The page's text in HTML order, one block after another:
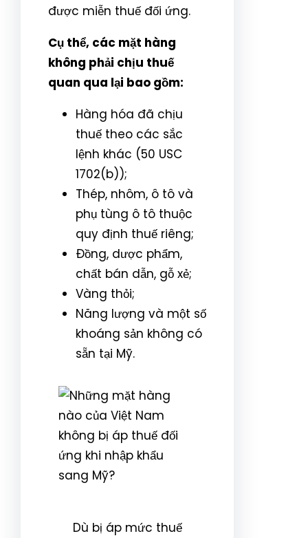
được miễn thuế đối ứng.
Cụ thể, các mặt hàng
không phải chịu thuế
quan qua lại bao gồm:
Hàng hóa đã chịu
thuế theo các sắc
lệnh khác (50 USC
1702(b));
Thép, nhôm, ô tô và
phụ tùng ô tô thuộc
quy định thuế riêng;
Đồng, dược phẩm,
chất bán dẫn, gỗ xẻ;
Vàng thỏi;
Năng lượng và một số
khoáng sản không có
sẵn tại Mỹ.
Dù bị áp mức thuế